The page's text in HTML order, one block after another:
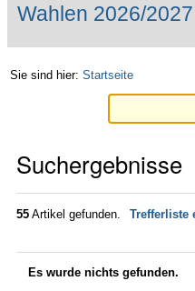
Wahlen 2026/2027
Sie sind hier: Startseite
Suchergebnisse
55 Artikel gefunden.
Trefferliste
Es wurde nichts gefunden.